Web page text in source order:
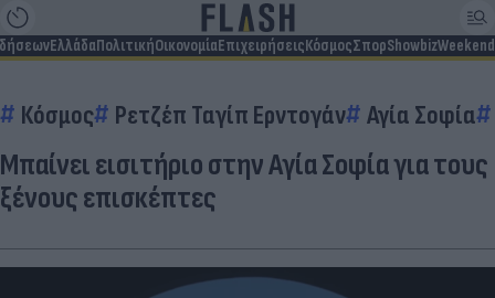
ΕλλάδαΠολιτικήΟικονομίαΕπιχειρήσειςΚόσμοςΣπορShowbizWeekend
Κόσμος Ρετζέπ Ταγίπ Ερντογάν Αγία Σοφία
Μπαίνει εισιτήριο στην Αγία Σοφία για τους
ξένους επισκέπτες